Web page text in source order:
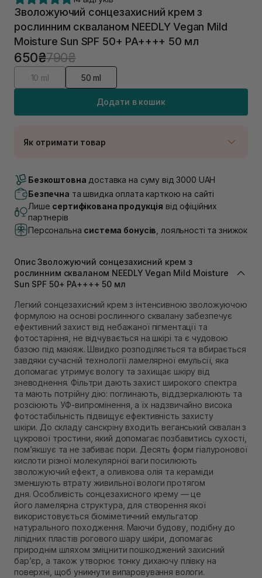
Зволожуючий сонцезахисний крем з
рослинним скваланом NEEDLY Vegan Mild
Moisture Sun SPF 50+ PA++++ 50 мл
650₴790₴
10 ml 50 ml
Додати в кошик
Як отримати товар
В наявності
Самовивіз м. Луцьк, вул. Винниченка 4
В наявності
Самовивіз м. Львів, вул. Академіка Підстригача, 1В
(Duck’s Lake)
В наявності
В наявності
Самовивіз м. Львів, вул. Степана Бандери 45
В наявності
В наявності
Самовивіз м. Рівне, вул. Кулика і Гудачека 23 (ТЦ
Екватор)
В наявності
Безкоштовна доставка на суму від 3000 UAH
Безпечна та швидка оплата карткою на сайті
Лише сертифікована продукція від офіційних
партнерів
Персональна система бонусів , лояльності та знижок
Опис Зволожуючий сонцезахисний крем з
рослинним скваланом NEEDLY Vegan Mild Moisture
Sun SPF 50+ PA++++ 50 мл
Легкий сонцезахисний крем з інтенсивною зволожуючою
формулою на основі рослинного сквалану забезпечує
ефективний захист від небажаної пігментації та
фотостаріння, не відчувається на шкірі та є чудовою
базою під макіяж. Швидко розподіляється та вбирається
завдяки сучасній технології ламелярної емульсії, яка
допомагає утримує вологу та захищає шкіру від
зневоднення. Фільтри дають захист широкого спектра
та мають потрійну дію: поглинають, віддзеркалюють та
розсіюють УФ-випромінення, а їх надзвичайно висока
фотостабільність підвищує ефективність захисту
шкіри. До складу санскріну входить веганський сквалан з
цукрової тростини, який допомагає позбавитись сухості,
пом’якшує та не забиває пори. Десять форм гіалуронової
кислоти різної молекулярної ваги посилюють
зволожуючий ефект, а оливкова олія та кераміди
зменшують втрату живильної вологи протягом
дня. Особливість сонцезахисного крему — це
його ламелярна структура, для створення якої
використовується біоміметичний емульгатор
натурального походження. Маючи будову, подібну до
ліпідних пластів рогового шару шкіри, допомагає
природнім шляхом зміцнити пошкоджений захисний
бар’єр, а також утворює тонку дихаючу плівку на
поверхні, щоб уникнути випаровування вологи.